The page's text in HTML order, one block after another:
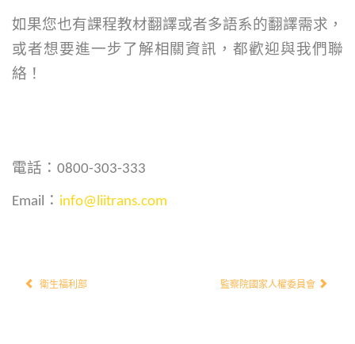
如果您也有課程教材翻譯或者多語系的翻譯需求，
或者想要進一步了解相關資訊，都歡迎與我們聯
絡！
電話： 0800-303-333
Email ： info@liitrans.com
衛生福利部 監察院國家人權委員會